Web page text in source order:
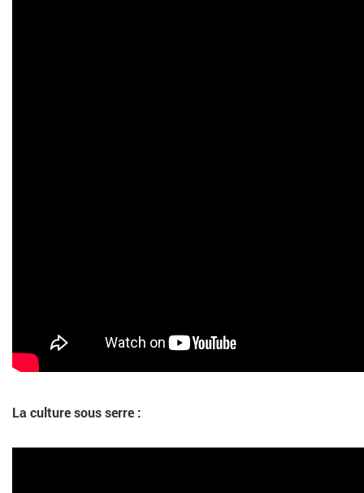
La culture sous serre :